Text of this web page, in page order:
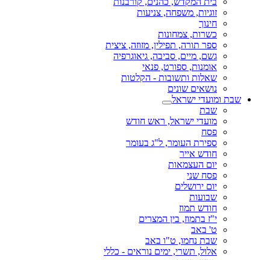
זוגיות, משפחה, צניעות
חינוך
כשרות, צמחונות
ספר תורה, תפילין, מזוזה, ציצית
גשם, מיים, סביבה, גיאוגרפיה
אומנות, ספורט, פנאי
שאלות ותשובות - הקלטות
נושאים שונים
שבת ומועדי ישראל
שבת
מועדי ישראל, ראש חודש
פסח
ספירת העומר, ל"ג בעומר
חודש אייר
יום העצמאות
פסח שני
יום ירושלים
שבועות
חודש תמוז
י"ז בתמוז, בין המצרים
ט' באב
שבת נחמו, ט"ו באב
אלול, תשרי, ימים נוראים - כללי